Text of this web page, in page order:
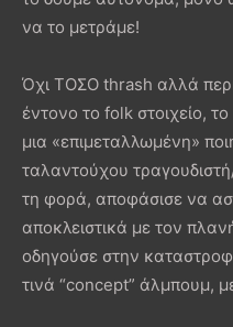
να το μετράμε!
Όχι ΤΟΣΟ thrash αλλά
έντονο το folk στοιχείο,
μια «επιμεταλλωμένη»
ταλαντούχου
τη φορά, αποφάσισε να
αποκλειστικά με τον
οδηγούσε στην
τινά “concept” άλμπουμ,